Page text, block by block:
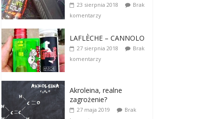
23 sierpnia 2018
Brak
komentarzy
LAFLÈCHE – CANNOLO
27 sierpnia 2018
Brak
komentarzy
Akroleina, realne
zagrożenie?
27 maja 2019
Brak